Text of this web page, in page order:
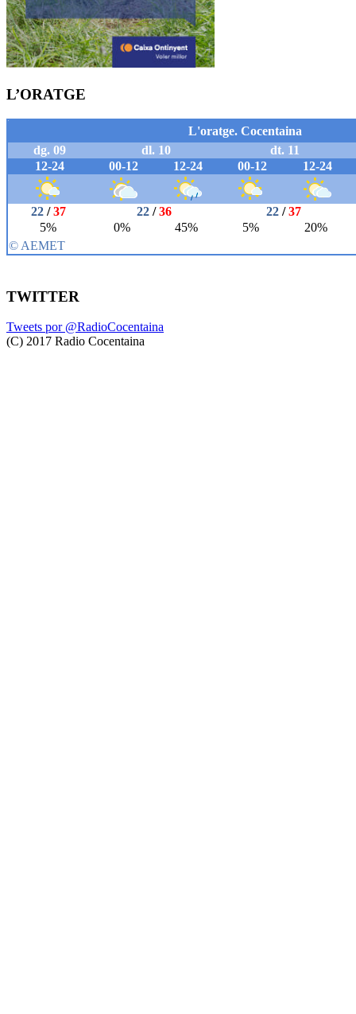
L’ORATGE
TWITTER
Tweets por @RadioCocentaina
(C) 2017 Radio Cocentaina